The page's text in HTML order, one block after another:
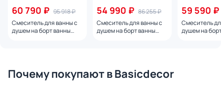
60 790 ₽ 95 918 ₽
Смеситель для ванны с
душем на борт ванны
54 990 ₽ 86 255 ₽
Смеситель для ванны с
душем на борт ванны
59 590 ₽
Смеситель
душем на
Почему покупают в Basicdecor